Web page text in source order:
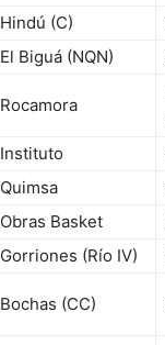
Hindú (C)
El Biguá (NQN)
Rocamora
Instituto
Quimsa
Obras Basket
Gorriones (Río IV)
Bochas (CC)